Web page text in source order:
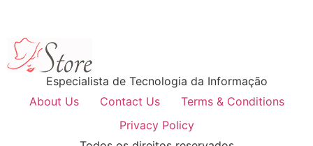
Especialista de Tecnologia da Informação
About Us
Contact Us
Terms & Conditions
Privacy Policy